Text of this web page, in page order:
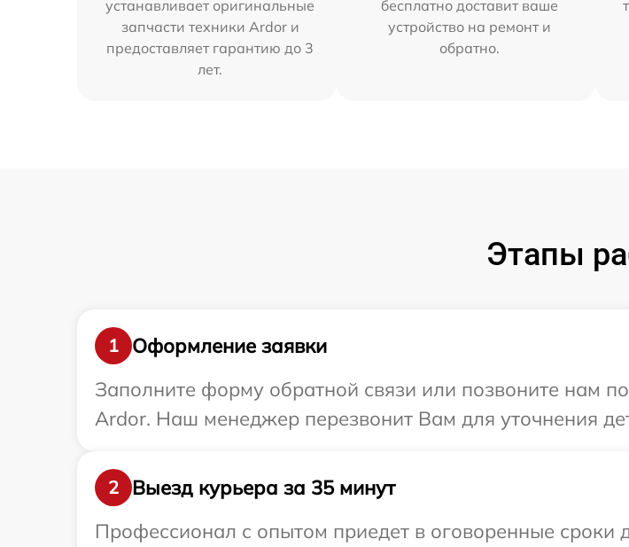
устанавливает оригинальные
запчасти техники Ardor и
предоставляет гарантию до 3
лет.
бесплатно доставит ваше
устройство на ремонт и
обратно.
Этапы
1
Оформление заявки
Заполните форму обратной связи или позвоните нам
Ardor. Наш менеджер перезвонит Вам для уточнения
2
Выезд курьера за 35 минут
Профессионал с опытом приедет в оговоренные сроки